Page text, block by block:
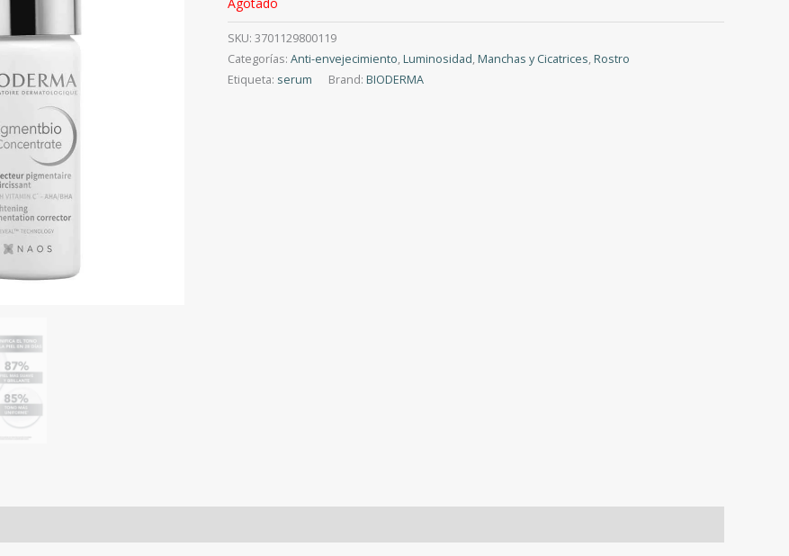
SKU: 3701129800119
Categorías: Anti-envejecimiento,Luminosidad,Manchas y Cicatrices,Rostro
Etiqueta: serum Brand: BIODERMA